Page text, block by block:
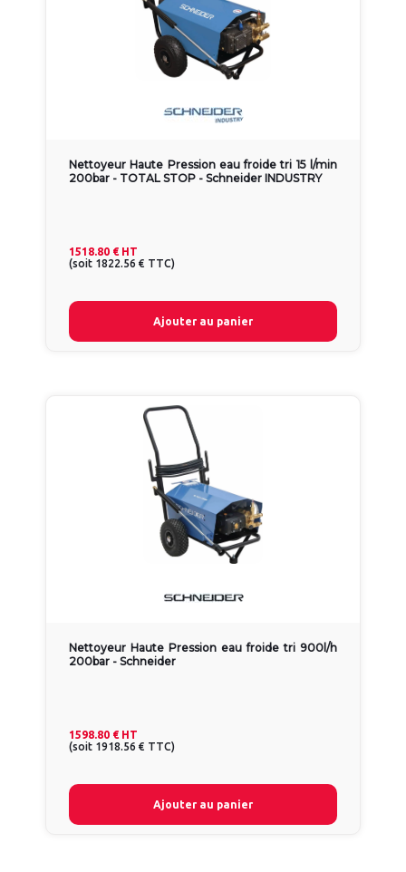
Nettoyeur Haute Pression eau froide tri 15 l/min
200bar - TOTAL STOP - Schneider INDUSTRY
1518.80 € HT
(soit 1822.56 € TTC)
Ajouter au panier
Nettoyeur Haute Pression eau froide tri 900l/h
200bar - Schneider
1598.80 € HT
(soit 1918.56 € TTC)
Ajouter au panier